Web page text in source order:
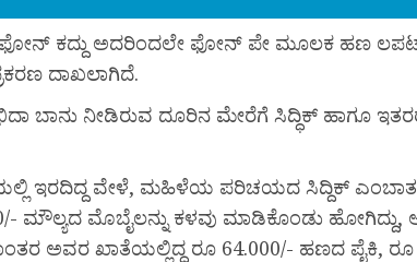
ಕದ್ದು ಅದರಿಂದಲೇ ಫೋನ್ ಪೇ ಮೂಲಕ ಹಣ
ದಾಖಲಾಗಿದೆ.
ಬಾನು ನೀಡಿರುವ ದೂರಿನ ಮೇರೆಗೆ ಸಿದ್ಧಿಕ್ ಹಾಗೂ
ಇರದಿದ್ದ ವೇಳೆ, ಮಹಿಳೆಯ ಪರಿಚಯದ ಸಿದ್ದಿಕ್‌
ಮೊಬೈಲನ್ನು ಕಳವು ಮಾಡಿಕೊಂಡು ಹೋಗಿದ್ದು,
ಅವರ ಖಾತೆಯಲ್ಲಿದ್ದ ರೂ 64.000/- ಹಣದ ಪೈಕಿ, ರೂ